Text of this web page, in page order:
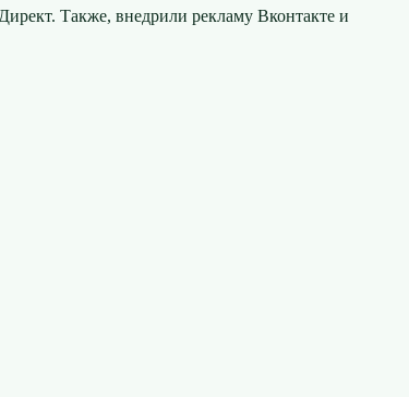
Также, внедрили рекламу Вконтакте и